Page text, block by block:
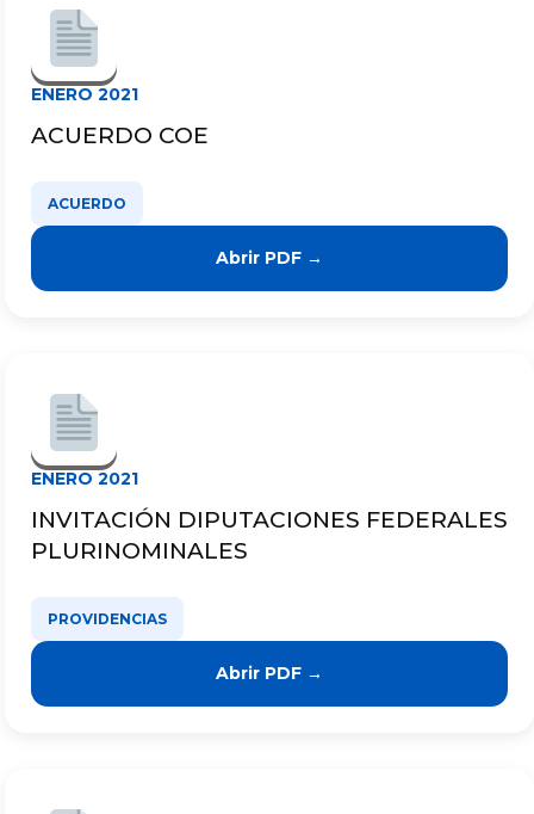
ENERO 2021
ACUERDO COE
ACUERDO
Abrir PDF →
ENERO 2021
INVITACIÓN DIPUTACIONES FEDERALES
PLURINOMINALES
PROVIDENCIAS
Abrir PDF →